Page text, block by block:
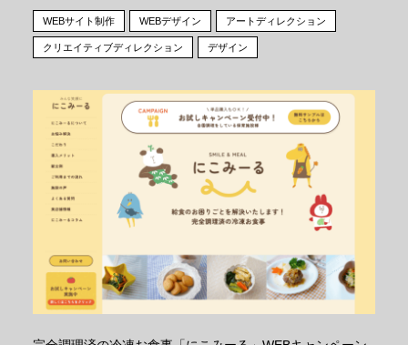
WEBサイト制作 WEBデザイン アートディレクション
クリエイティブディレクション デザイン